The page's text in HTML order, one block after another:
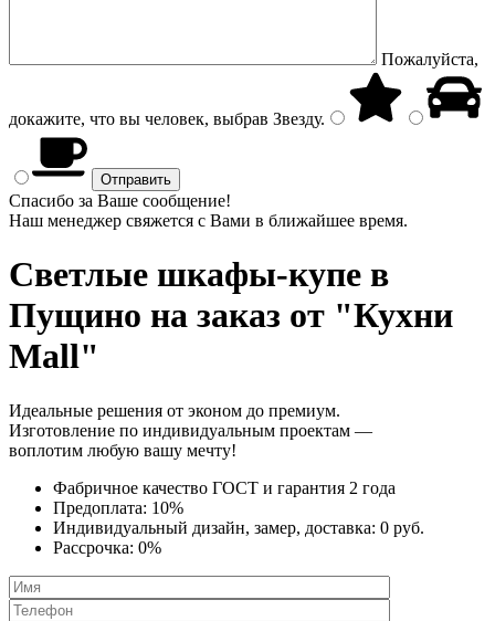
Пожалуйста,
докажите, что вы человек, выбрав Звезду.
Спасибо за Ваше сообщение!
Наш менеджер свяжется с Вами в ближайшее время.
Светлые шкафы-купе в
Пущино на заказ от "Кухни
Mall"
Идеальные решения от эконом до премиум.
Изготовление по индивидуальным проектам —
воплотим любую вашу мечту!
Фабричное качество ГОСТ и гарантия 2 года
Предоплата: 10%
Индивидуальный дизайн, замер, доставка: 0 руб.
Рассрочка: 0%